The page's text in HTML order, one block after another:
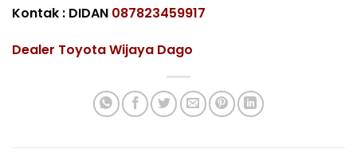
Kontak : DIDAN 087823459917
Dealer Toyota Wijaya Dago